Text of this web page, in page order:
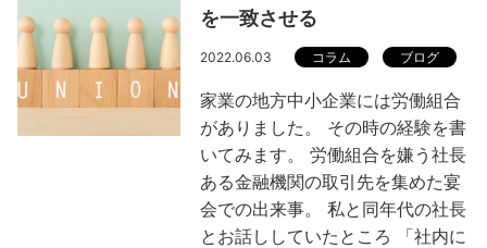
を一致させる
2022.06.03 コラム ブログ
家業の地方中小企業には労働組合
がありました。 その時の経験を書
いてみます。 労働組合を嫌う社長
ある金融機関の取引先を集めた宴
会での出来事。 私と同年代の社長
とお話ししていたところ 「社内に